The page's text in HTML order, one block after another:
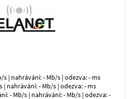
s | nahrávání: - Mb/s | odezva: - ms
| nahrávání: - Mb/s | odezva: - ms
- Mb/s | nahrávání: - Mb/s | odezva: -